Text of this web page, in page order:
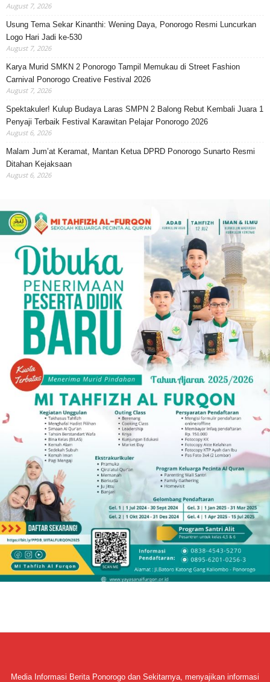
August 7, 2026
Usung Tema Sekar Kinanthi: Wening Daya, Ponorogo Resmi Luncurkan
Logo Hari Jadi ke-530
August 7, 2026
Karya Murid SMKN 2 Ponorogo Tampil Memukau di Street Fashion
Carnival Ponorogo Creative Festival 2026
August 7, 2026
Spektakuler! Kulup Budaya Laras SMPN 2 Balong Rebut Kembali Juara 1
Penyaji Terbaik Festival Karawitan Pelajar Ponorogo 2026
August 6, 2026
Malam Jum’at Keramat, Mantan Ketua DPRD Ponorogo Sunarto Resmi
Ditahan Kejaksaan
August 6, 2026
Media Informasi Berita Ponorogo dan Sekitarnya, menyajikan informasi